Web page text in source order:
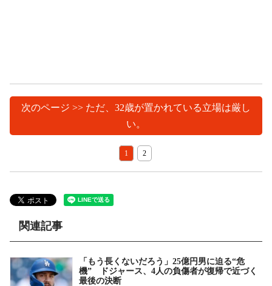
次のページ >> ただ、32歳が置かれている立場は厳し
い。
1 2
関連記事
「もう長くないだろう」25億円男に迫る“危
機” ドジャース、4人の負傷者が復帰で近づく
最後の決断